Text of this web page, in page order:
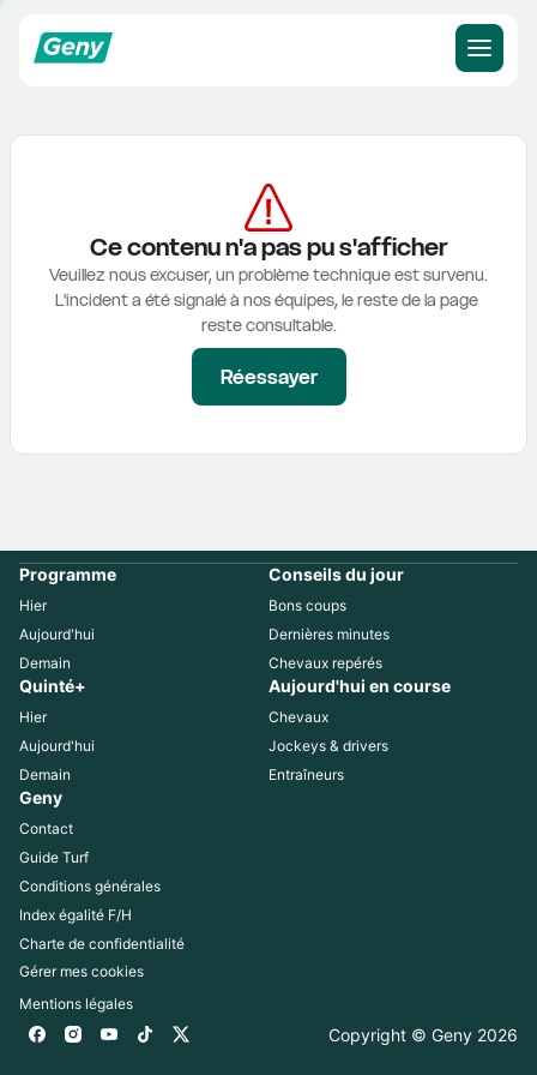
Ce contenu n'a pas pu s'afficher
Veuillez nous excuser, un problème technique est survenu.
L'incident a été signalé à nos équipes, le reste de la page
reste consultable.
Réessayer
Programme
Hier
Aujourd'hui
Demain
Conseils du jour
Bons coups
Dernières minutes
Chevaux repérés
Quinté+
Hier
Aujourd'hui
Demain
Aujourd'hui en course
Chevaux
Jockeys & drivers
Entraîneurs
Geny
Contact
Guide Turf
Conditions générales
Index égalité F/H
Charte de confidentialité
Gérer mes cookies
Mentions légales
Copyright © Geny 2026